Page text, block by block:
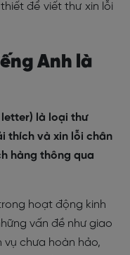
để viết thư xin lỗi
Anh là
là loại thư
thích và xin lỗi chân
hàng thông qua
hoạt động kinh
vấn đề như giao
vụ chưa hoàn hảo,